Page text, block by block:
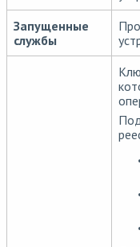
Запущенные
службы